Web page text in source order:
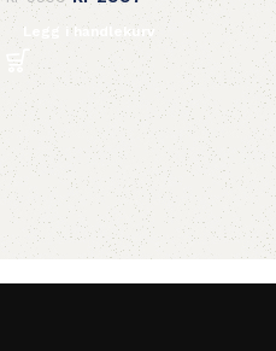
Legg i handlekurv